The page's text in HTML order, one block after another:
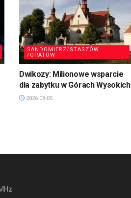
SANDOMIERZ/STASZÓW
/OPATÓW
Dwikozy: Milionowe wsparcie
dla zabytku w Górach Wysokich
2026-08-05